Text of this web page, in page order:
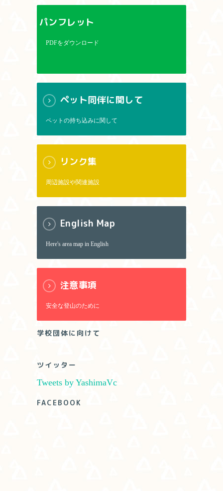
パンフレット
PDFをダウンロード
ペット同伴に関して
ペットの持ち込みに関して
リンク集
周辺施設や関連施設
English Map
Here's area map in English
注意事項
安全な登山のために
学校団体に向けて
ツイッター
Tweets by YashimaVc
FACEBOOK